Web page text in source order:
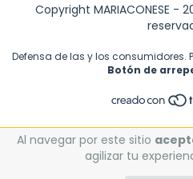
Al navegar por este sitio
agilizar tu
Copyright MARIACONESE -
Defensa de las y los consumidores.
Botón de